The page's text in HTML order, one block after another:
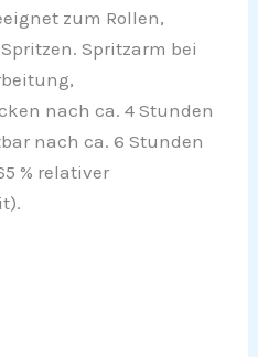
zum Rollen,
Spritzarm bei
nach ca. 4 Stunden
nach ca. 6 Stunden
% relativer